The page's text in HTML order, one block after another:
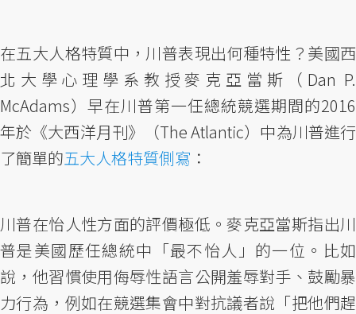
在五大人格特質中，川普表現出何種特性？美國西
北大學心理學系教授麥克亞當斯（Dan P.
McAdams）早在川普第一任總統競選期間的2016
年於《大西洋月刊》（The Atlantic）中為川普進行
了簡單的五大人格特質側寫 ：
川普在怡人性方面的評價極低。麥克亞當斯指出川
普是美國歷任總統中「最不怡人」的一位。比如
說，他習慣使用侮辱性語言公開羞辱對手、鼓勵暴
力行為，例如在競選集會中對抗議者說「把他們趕